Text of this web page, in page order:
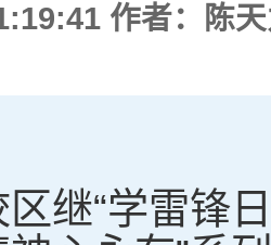
作者：陈
“学雷锋日